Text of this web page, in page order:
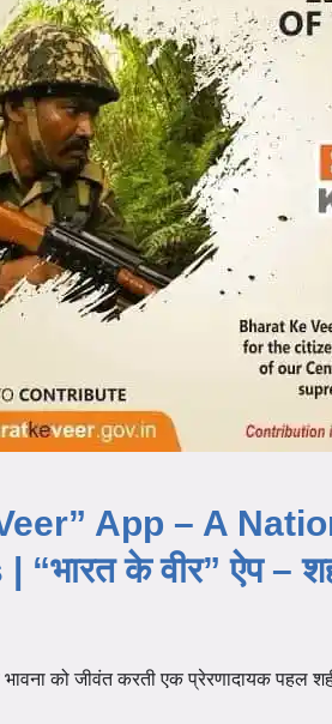
App – A
के वीर” ऐप –
भावना को जीवंत करती एक प्रेरणादायक पहल